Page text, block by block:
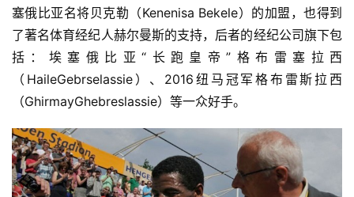
塞俄比亚名将贝克勒（Kenenisa Bekele）的加盟，也得到
了著名体育经纪人赫尔曼斯的支持，后者的经纪公司旗下包
括：埃塞俄比亚“长跑皇帝”格布雷塞拉西
（HaileGebrselassie）、2016纽马冠军格布雷斯拉西
（GhirmayGhebreslassie）等一众好手。